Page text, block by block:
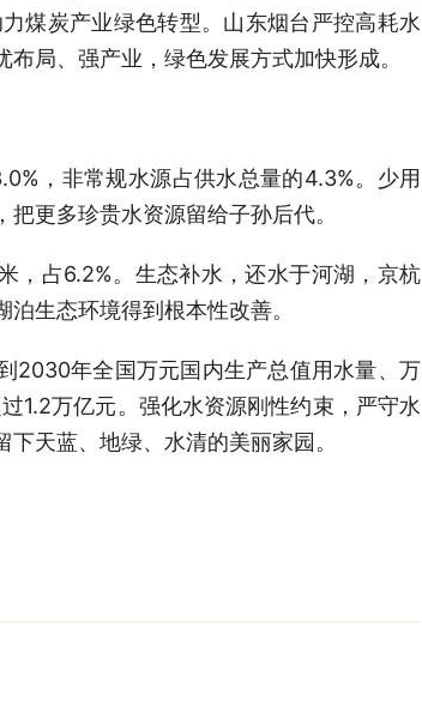
煤炭产业绿色转型。山东烟台严控高耗水
局、强产业，绿色发展方式加快形成。
，非常规水源占供水总量的4.3%。少用
更多珍贵水资源留给子孙后代。
，占6.2%。生态补水，还水于河湖，京杭
生态环境得到根本性改善。
2030年全国万元国内生产总值用水量、万
1.2万亿元。强化水资源刚性约束，严守水
天蓝、地绿、水清的美丽家园。